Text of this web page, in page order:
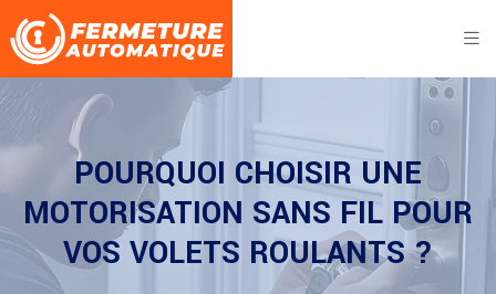
POURQUOI CHOISIR UNE
MOTORISATION SANS FIL POUR
VOS VOLETS ROULANTS ?